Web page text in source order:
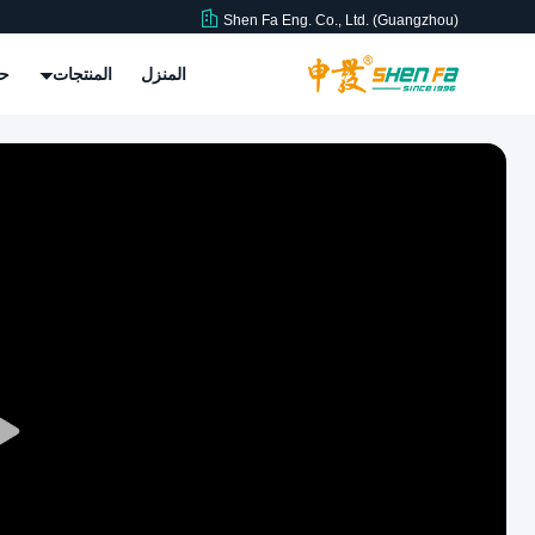
Shen Fa Eng. Co., Ltd. (Guangzhou)
المنزل المنتجات